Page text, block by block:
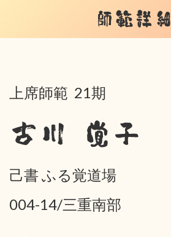
師範詳細
上席師範 21期
古川 覚子
己書 ふる覚道場
004-14/三重南部